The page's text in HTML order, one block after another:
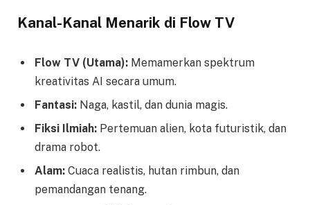
Kanal-Kanal Menarik di Flow TV
Flow TV (Utama): Memamerkan spektrum
kreativitas AI secara umum.
Fantasi: Naga, kastil, dan dunia magis.
Fiksi Ilmiah: Pertemuan alien, kota futuristik, dan
drama robot.
Alam: Cuaca realistis, hutan rimbun, dan
pemandangan tenang.